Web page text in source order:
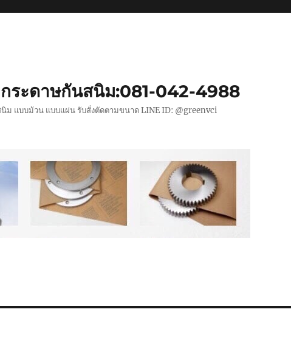
ระดาษกันสนิม:081-042-4988
แบบม้วน แบบแผ่น รับสั่งตัดตามขนาด LINE ID: @greenvci